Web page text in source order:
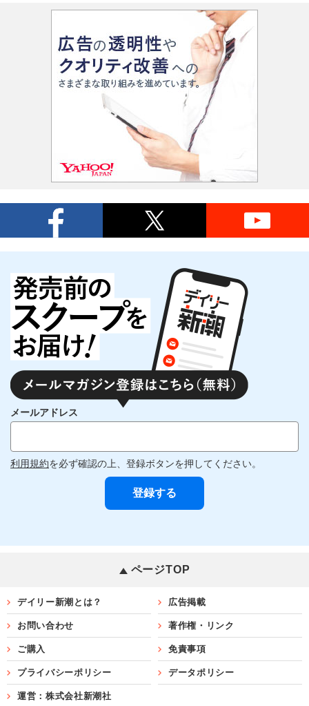
メールアドレス
利用規約を必ず確認の上、登録ボタンを押してください。
ページTOP
デイリー新潮とは？ 広告掲載
お問い合わせ 著作権・リンク
ご購入 免責事項
プライバシーポリシー データポリシー
運営：株式会社新潮社